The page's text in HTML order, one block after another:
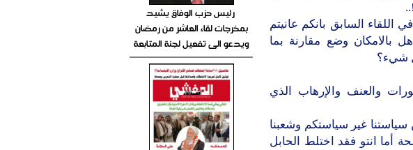
السابق بانكم عانيتم
بالامكان وضع مقارنة بما
شيء؟
والعنف والإرهاب الذي
غير سياستكم وشعبنا
أما انتو فقد اختلط الحابل
رئيس حزب الوفاق يشيد
بمخرجات لقاء العاشر من رمضان
ويدعو الى تفعيل لجنة المتابعة